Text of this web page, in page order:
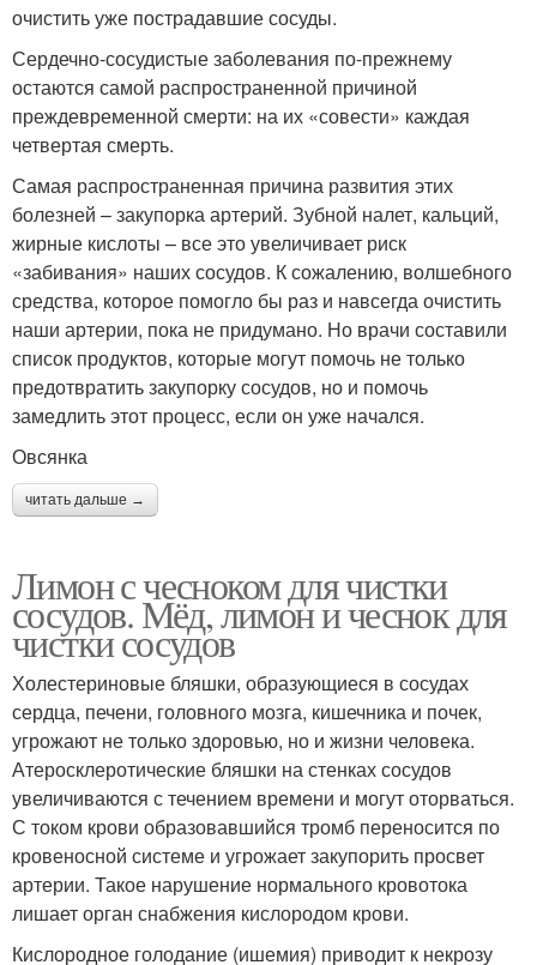
очистить уже пострадавшие сосуды.
Сердечно-сосудистые заболевания по-прежнему
остаются самой распространенной причиной
преждевременной смерти: на их «совести» каждая
четвертая смерть.
Самая распространенная причина развития этих
болезней – закупорка артерий. Зубной налет, кальций,
жирные кислоты – все это увеличивает риск
«забивания» наших сосудов. К сожалению, волшебного
средства, которое помогло бы раз и навсегда очистить
наши артерии, пока не придумано. Но врачи составили
список продуктов, которые могут помочь не только
предотвратить закупорку сосудов, но и помочь
замедлить этот процесс, если он уже начался.
Овсянка
читать дальше →
Лимон с чесноком для чистки
сосудов. Мёд, лимон и чеснок для
чистки сосудов
Холестериновые бляшки, образующиеся в сосудах
сердца, печени, головного мозга, кишечника и почек,
угрожают не только здоровью, но и жизни человека.
Атеросклеротические бляшки на стенках сосудов
увеличиваются с течением времени и могут оторваться.
С током крови образовавшийся тромб переносится по
кровеносной системе и угрожает закупорить просвет
артерии. Такое нарушение нормального кровотока
лишает орган снабжения кислородом крови.
Кислородное голодание (ишемия) приводит к некрозу